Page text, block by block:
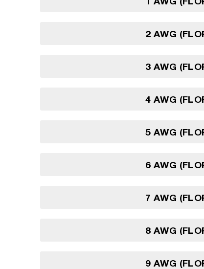
2 AWG
3 AWG
4 AWG
5 AWG
6 AWG
7 AWG
8 AWG
9 AWG